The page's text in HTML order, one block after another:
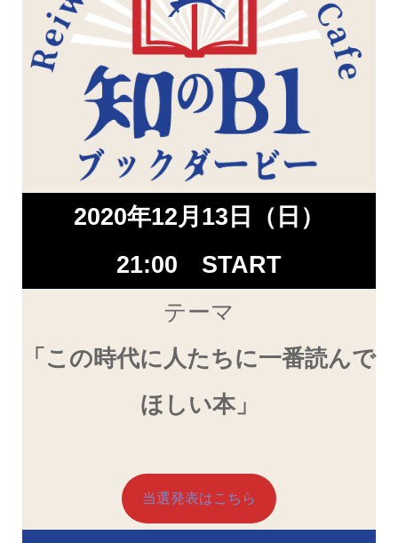
2020年12月13日（日）
21:00 START
テーマ
「この時代に人たちに一番読んで
ほしい本」
当選発表はこちら